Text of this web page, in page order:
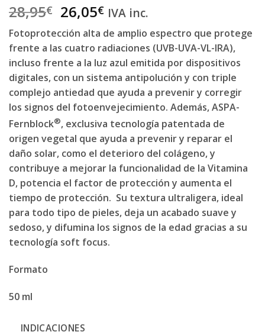
28,95€ 26,05€ IVA inc.
Fotoprotección alta de amplio espectro que protege
frente a las cuatro radiaciones (UVB-UVA-VL-IRA),
incluso frente a la luz azul emitida por dispositivos
digitales, con un sistema antipolución y con triple
complejo antiedad que ayuda a prevenir y corregir
los signos del fotoenvejecimiento. Además, ASPA-
Fernblock®, exclusiva tecnología patentada de
origen vegetal que ayuda a prevenir y reparar el
daño solar, como el deterioro del colágeno, y
contribuye a mejorar la funcionalidad de la Vitamina
D, potencia el factor de protección y aumenta el
tiempo de protección. Su textura ultraligera, ideal
para todo tipo de pieles, deja un acabado suave y
sedoso, y difumina los signos de la edad gracias a su
tecnología soft focus.
Formato
50 ml
INDICACIONES